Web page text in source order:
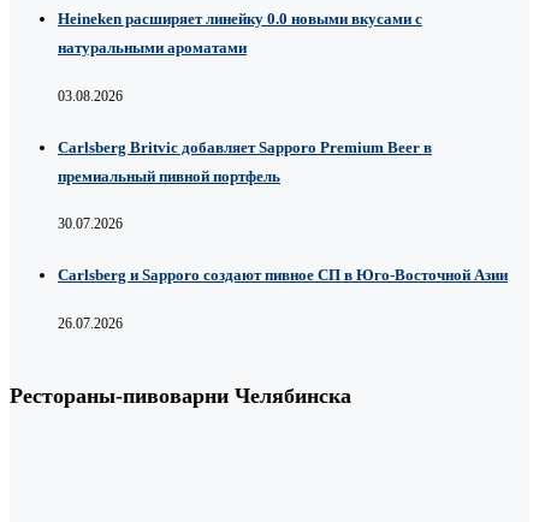
Heineken расширяет линейку 0.0 новыми вкусами с
натуральными ароматами
03.08.2026
Carlsberg Britvic добавляет Sapporo Premium Beer в
премиальный пивной портфель
30.07.2026
Carlsberg и Sapporo создают пивное СП в Юго-Восточной Азии
26.07.2026
Рестораны-пивоварни Челябинска